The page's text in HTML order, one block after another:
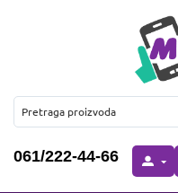
061/222-44-66